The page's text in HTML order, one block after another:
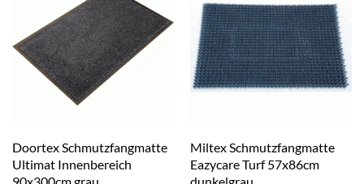
Doortex Schmutzfangmatte
Ultimat Innenbereich
Miltex Schmutzfangmatte
Eazycare Turf 57x86cm